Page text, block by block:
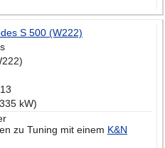
S 500 (W222)
kW)
zu Tuning mit einem K&N